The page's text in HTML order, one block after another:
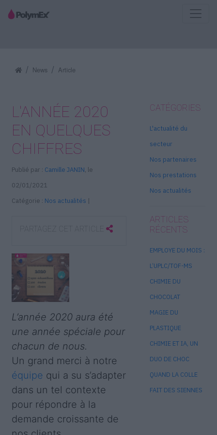
News Article
L'ANNÉE 2020
EN QUELQUES
CHIFFRES
Publié par : Camille JANIN, le
02/01/2021
Catégorie : Nos actualités |
PARTAGEZ CET ARTICLE
L’année 2020 aura été
une année spéciale pour
chacun de nous.
Un grand merci à notre
équipe qui a su s’adapter
dans un tel contexte
pour répondre à la
demande croissante de
CATÉGORIES
L'actualité du
secteur
Nos partenaires
Nos prestations
Nos actualités
ARTICLES
RÉCENTS
EMPLOYE DU MOIS :
L’UPLC/TOF-MS
CHIMIE DU
CHOCOLAT
MAGIE DU
PLASTIQUE
CHIMIE ET IA, UN
DUO DE CHOC
QUAND LA COLLE
FAIT DES SIENNES